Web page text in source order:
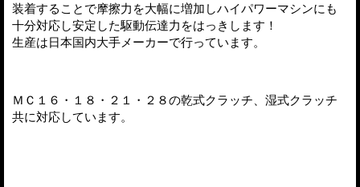
装着することで摩擦力を大幅に増加しハイパワーマシンにも
十分対応し安定した駆動伝達力をはっきします！
生産は日本国内大手メーカーで行っています。
ＭＣ１６・１８・２１・２８の乾式クラッチ、湿式クラッチ
共に対応しています。